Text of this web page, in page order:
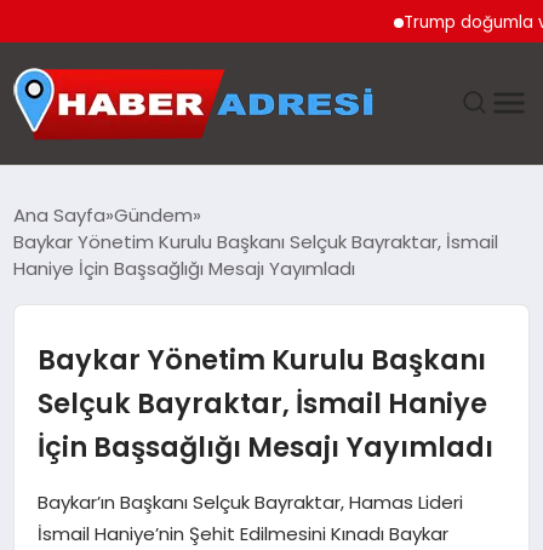
Trump doğumla
GÜNDEM
EKONOMI
TEKNOLOJI
EĞITIM
Ana Sayfa Gündem
Baykar Yönetim Kurulu Başkanı Selçuk Bayraktar, İsmail
Haniye İçin Başsağlığı Mesajı Yayımladı
Baykar Yönetim Kurulu Başkanı
Selçuk Bayraktar, İsmail Haniye
İçin Başsağlığı Mesajı Yayımladı
Baykar’ın Başkanı Selçuk Bayraktar, Hamas Lideri
İsmail Haniye’nin Şehit Edilmesini Kınadı Baykar